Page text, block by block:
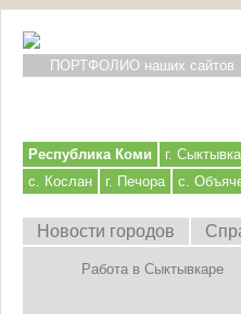
ПОРТФОЛИО наших сайтов
Республика Коми г.
с. Кослан
г. Печора с.
Новости городов
Работа в Сыктывкаре